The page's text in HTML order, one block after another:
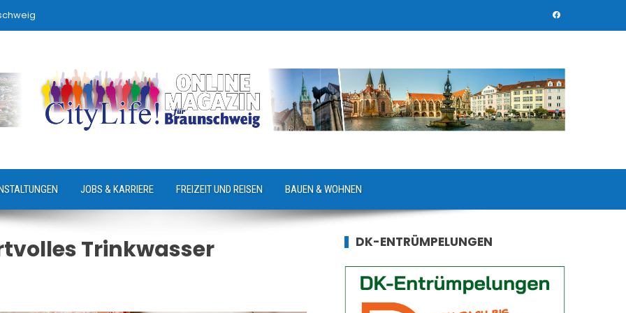
JOBS & KARRIERE FREIZEIT UND REISEN BAUEN & WOHNEN
Trinkwasser DK-ENTRÜMPELUNGEN